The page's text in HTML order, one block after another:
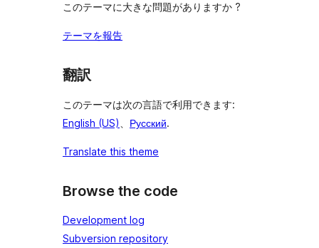
このテーマに大きな問題がありますか ?
テーマを報告
翻訳
このテーマは次の言語で利用できます:
English (US)
Русский.
Translate this theme
Browse the code
Development log
Subversion repository